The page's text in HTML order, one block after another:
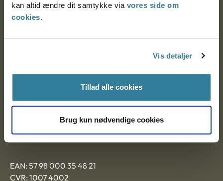
kan altid ændre dit samtykke via vores side om
cookies.
Vis detaljer
Tillad alle cookies
Brug kun nødvendige cookies
Ankestyrelsen
Ankestyrelsen Aalborg
Ankestyrelsen København
EAN: 57 98 000 35 48 21
CVR: 1007 4002